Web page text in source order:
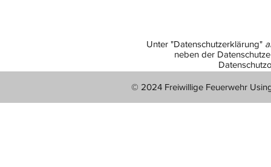
Unter "Datenschutzerklärung"
neben der
© 2024 Freiwillige Feuerwehr